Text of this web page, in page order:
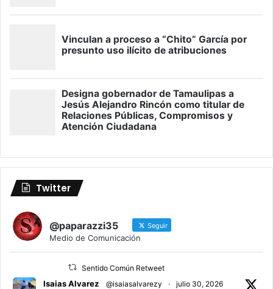
Twitter
@paparazzi35 Seguir
Medio de Comunicación
Sentido Común Retweet
Isaias Alvarez @isaiasalvarezy · julio 30, 2026